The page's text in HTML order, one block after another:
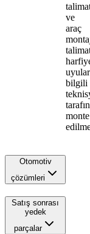
ve
araç
bilgili
monte
Otomotiv
çözümleri
Satış sonrası
yedek
parçalar